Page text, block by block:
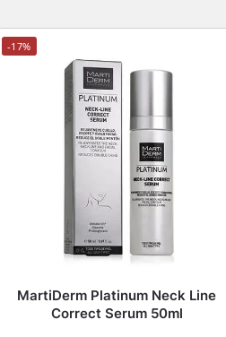
-17%
MartiDerm Platinum Neck Line
Correct Serum 50ml